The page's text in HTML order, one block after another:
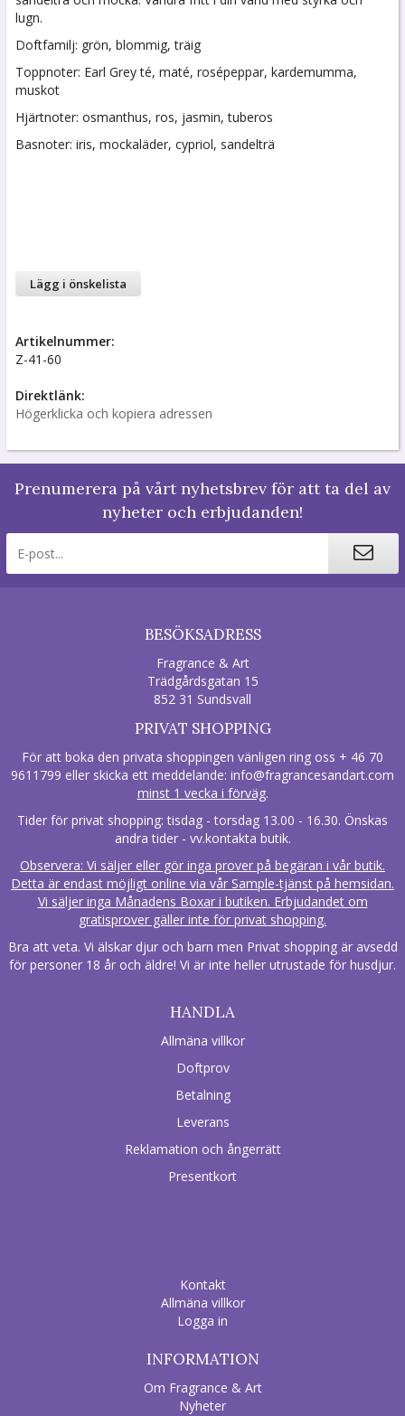
lugn.
Doftfamilj: grön, blommig, träig
Toppnoter: Earl Grey té, maté, rosépeppar, kardemumma,
muskot
Hjärtnoter: osmanthus, ros, jasmin, tuberos
Basnoter: iris, mockaläder, cypriol, sandelträ
Lägg i önskelista
Artikelnummer:
Z-41-60
Direktlänk:
Högerklicka och kopiera adressen
Prenumerera på vårt nyhetsbrev för att ta del av
nyheter och erbjudanden!
BESÖKSADRESS
Fragrance & Art
Trädgårdsgatan 15
852 31 Sundsvall
PRIVAT SHOPPING
För att boka den privata shoppingen vänligen ring oss + 46 70
9611799 eller skicka ett meddelande: info@fragrancesandart.com
minst 1 vecka i förväg.
Tider för privat shopping: tisdag - torsdag 13.00 - 16.30. Önskas
andra tider - vv.kontakta butik.
Observera: Vi säljer eller gör inga prover på begäran i vår butik.
Detta är endast möjligt online via vår Sample-tjänst på hemsidan.
Vi säljer inga Månadens Boxar i butiken. Erbjudandet om
gratisprover gäller inte för privat shopping.
Bra att veta. Vi älskar djur och barn men Privat shopping är avsedd
för personer 18 år och äldre! Vi är inte heller utrustade för husdjur.
HANDLA
Allmäna villkor
Doftprov
Betalning
Leverans
Reklamation och ångerrätt
Presentkort
Kontakt
Allmäna villkor
Logga in
INFORMATION
Om Fragrance & Art
Nyheter